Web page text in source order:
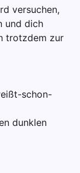
versuchen,
und dich
trotzdem zur
schon-
dunklen